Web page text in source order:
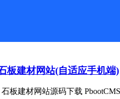
板建材网站(自适应手机端)
板建材网站源码下载